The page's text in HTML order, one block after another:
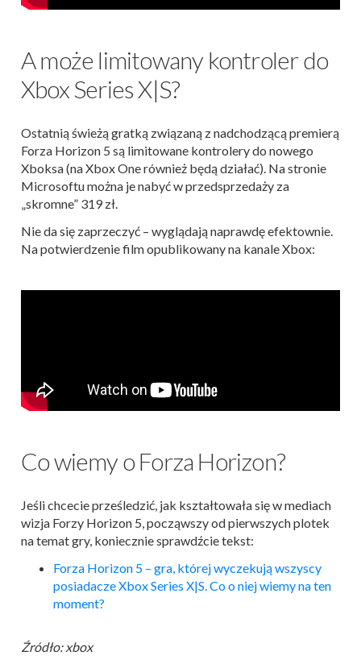
A może limitowany kontroler do
Xbox Series X|S?
Ostatnią świeżą gratką związaną z nadchodzącą premierą
Forza Horizon 5 są limitowane kontrolery do nowego
Xboksa (na Xbox One również będą działać). Na stronie
Microsoftu można je nabyć w przedsprzedaży za
„skromne” 319 zł.
Nie da się zaprzeczyć – wyglądają naprawdę efektownie.
Na potwierdzenie film opublikowany na kanale Xbox:
Co wiemy o Forza Horizon?
Jeśli chcecie prześledzić, jak kształtowała się w mediach
wizja Forzy Horizon 5, począwszy od pierwszych plotek
na temat gry, koniecznie sprawdźcie tekst:
Forza Horizon 5 – gra, której wyczekują wszyscy
posiadacze Xbox Series X|S. Co o niej wiemy na ten
moment?
Źródło: xbox